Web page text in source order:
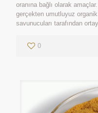
oranına bağlı olarak
gerçekten umutluyuz
savunucuları tarafından
0